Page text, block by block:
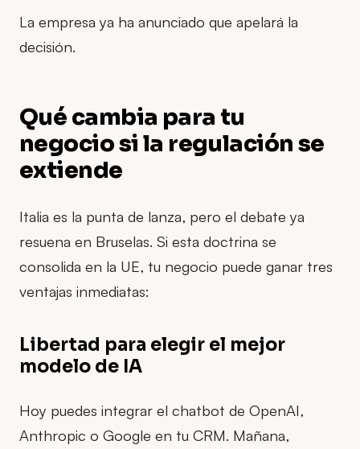
La empresa ya ha anunciado que apelará la
decisión.
Qué cambia para tu
negocio si la regulación se
extiende
Italia es la punta de lanza, pero el debate ya
resuena en Bruselas. Si esta doctrina se
consolida en la UE, tu negocio puede ganar tres
ventajas inmediatas:
Libertad para elegir el mejor
modelo de IA
Hoy puedes integrar el chatbot de OpenAI,
Anthropic o Google en tu CRM. Mañana,